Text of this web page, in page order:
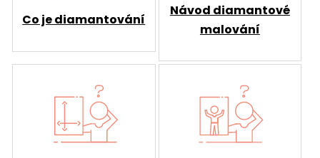
Co je diamantování
Návod diamantové
malování